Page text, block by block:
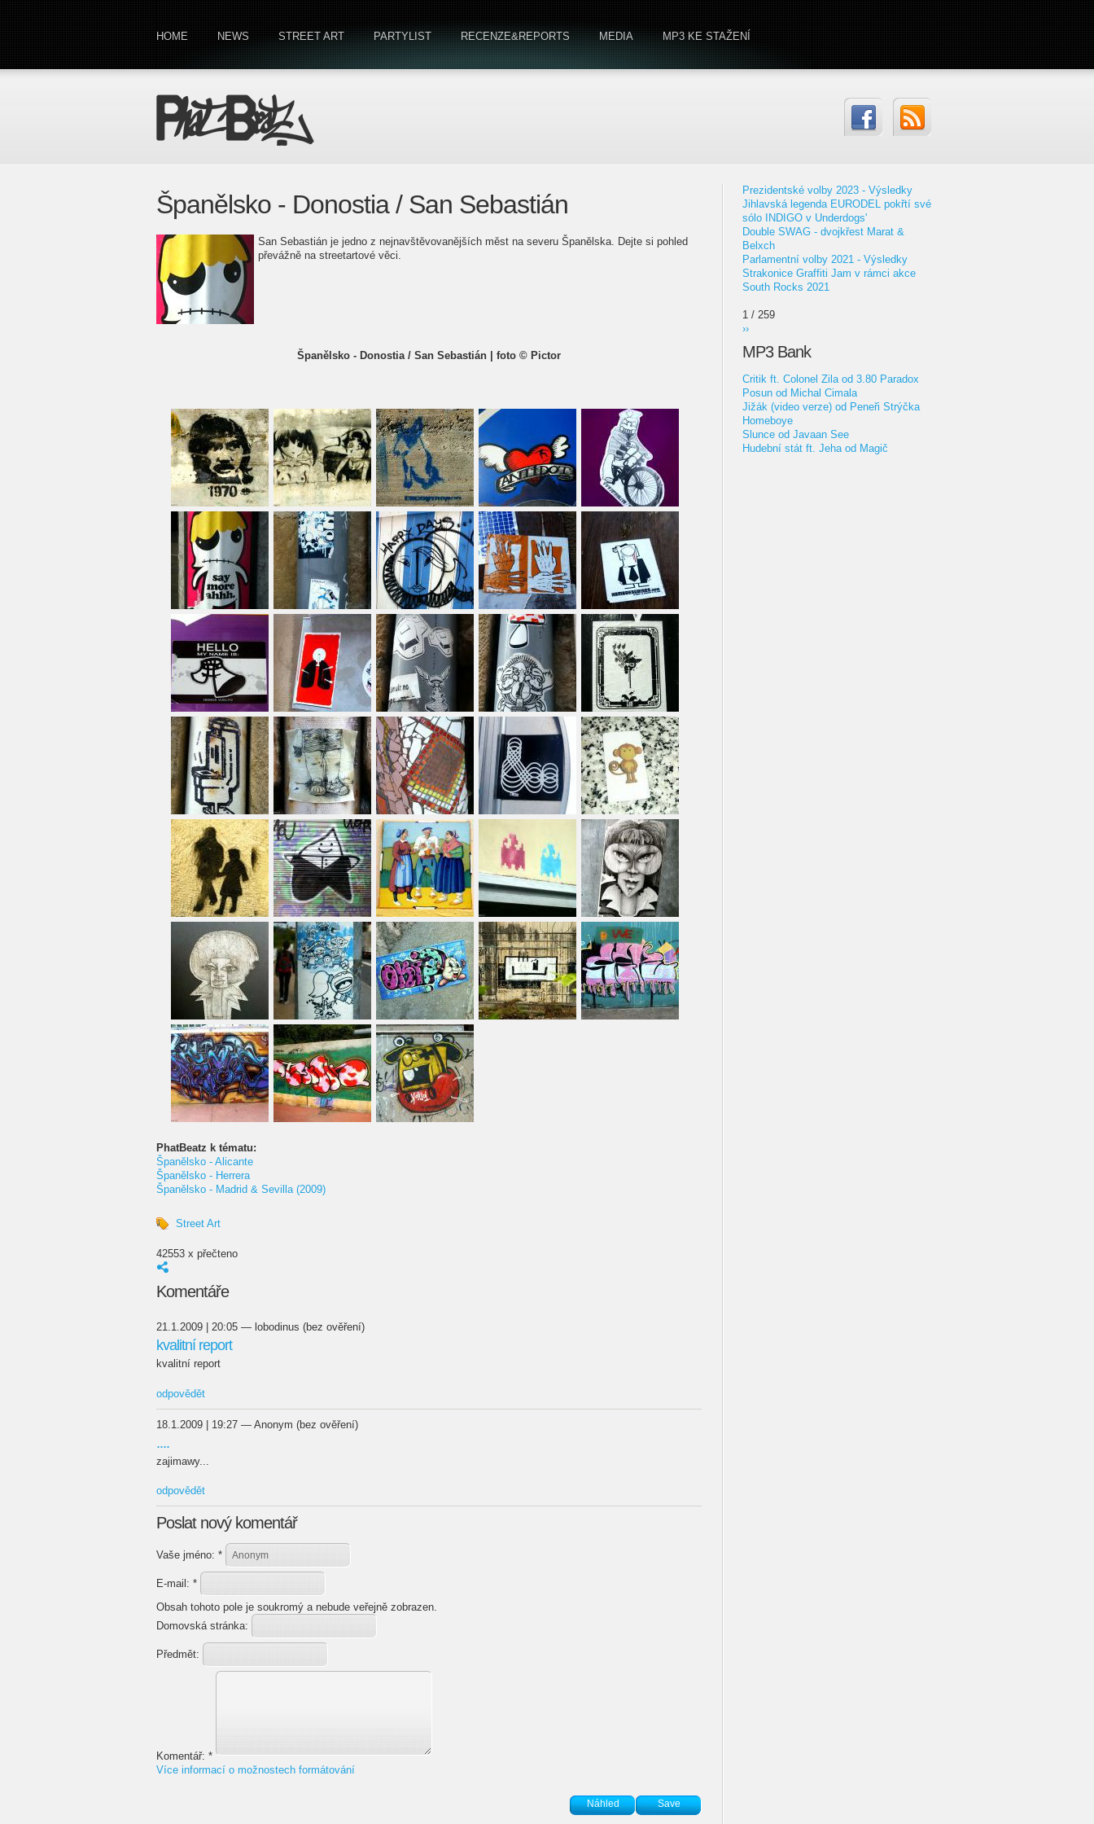
HOME NEWS STREET ART PARTYLIST RECENZE&REPORTS MEDIA MP3 KE STAŽENÍ
Španělsko - Donostia / San Sebastián
San Sebastián je jedno z nejnavštěvovanějších měst na severu Španělska. Dejte si pohled
převážně na streetartové věci.
Španělsko - Donostia / San Sebastián | foto © Pictor
PhatBeatz k tématu:
Španělsko - Alicante
Španělsko - Herrera
Španělsko - Madrid & Sevilla (2009)
Street Art
42553 x přečteno
Komentáře
21.1.2009 | 20:05 — lobodinus (bez ověření)
kvalitní report
kvalitní report
odpovědět
18.1.2009 | 19:27 — Anonym (bez ověření)
....
zajimawy...
odpovědět
Poslat nový komentář
Vaše jméno: *
E-mail: *
Obsah tohoto pole je soukromý a nebude veřejně zobrazen.
Domovská stránka:
Předmět:
Komentář: *
Více informací o možnostech formátování
Prezidentské volby 2023 - Výsledky
Jihlavská legenda EURODEL pokřtí své
sólo INDIGO v Underdogs'
Double SWAG - dvojkřest Marat &
Belxch
Parlamentní volby 2021 - Výsledky
Strakonice Graffiti Jam v rámci akce
South Rocks 2021
1 / 259
››
MP3 Bank
Critik ft. Colonel Zila od 3.80 Paradox
Posun od Michal Cimala
Jižák (video verze) od Peneři Strýčka
Homeboye
Slunce od Javaan See
Hudební stát ft. Jeha od Magič